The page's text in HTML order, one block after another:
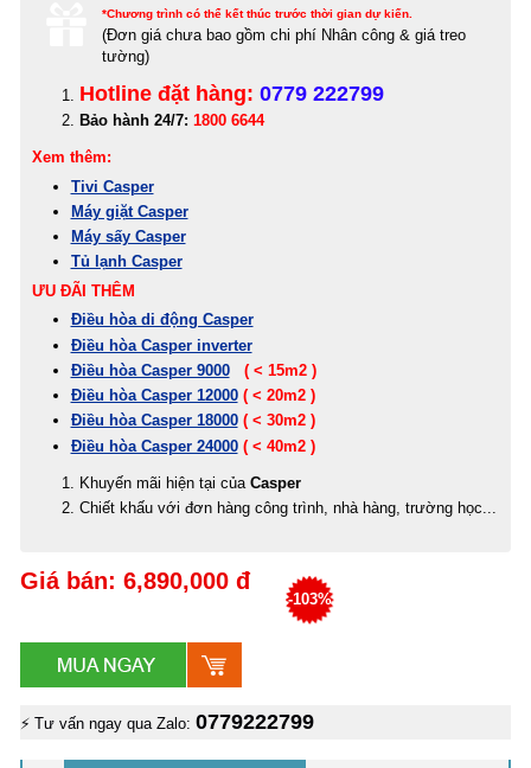
*Chương trình có thể kết thúc trước thời gian dự kiến.
(Đơn giá c hưa bao gồm chi phí Nhân công & giá treo
tường)
Hotline đặt hàng: 0779 222799
Bảo hành 24/7: 1800 6644
Xem thêm:
Tivi Casper
Máy giặt Casper
Máy sấy Casper
Tủ lạnh Casper
ƯU ĐÃI THÊM
Điều hòa di động Casper
Điều hòa Casper inverter
Điều hòa Casper 9000
( < 15m2 )
Điều hòa Casper 12000 ( < 20m2 )
Điều hòa Casper 18000 ( < 30m2 )
Điều hòa Casper 24000 ( < 40m2 )
Khuyến mãi hiện tại của Casper
Chiết khấu với đơn hàng công trình, nhà hàng, trường học...
Giá bán: 6,890,000 đ
-103%
⚡ Tư vấn ngay qua Zalo: 0779222799